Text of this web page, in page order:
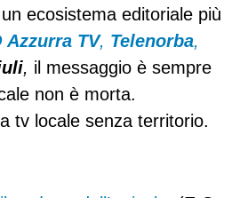
ecosistema editoriale più
Azzurra TV, Telenorba,
, il messaggio è sempre
non è morta.
tv locale senza territorio.